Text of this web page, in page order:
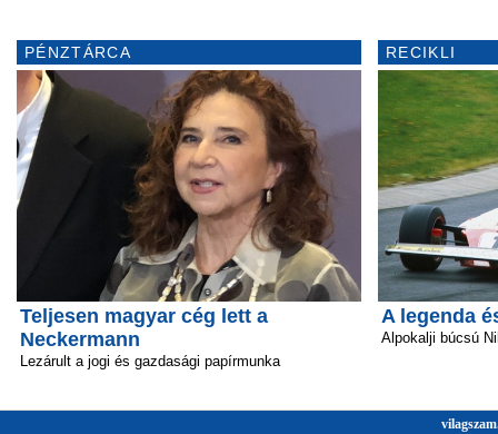
PÉNZTÁRCA
Teljesen magyar cég lett a
Neckermann
Lezárult a jogi és gazdasági papírmunka
RECIKLI
A legenda
Alpokalji búcsú